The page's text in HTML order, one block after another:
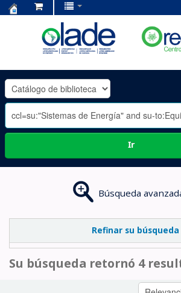
OLADE
-
Ir
Búsqueda
Refinar su búsqueda
Su búsqueda retornó 4